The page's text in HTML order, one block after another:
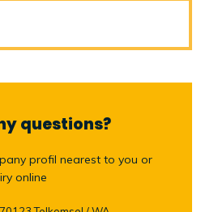
questions?
profil nearest to you or
online